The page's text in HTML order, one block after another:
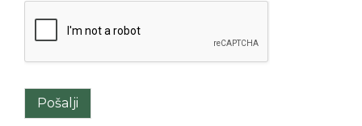
Pošalji